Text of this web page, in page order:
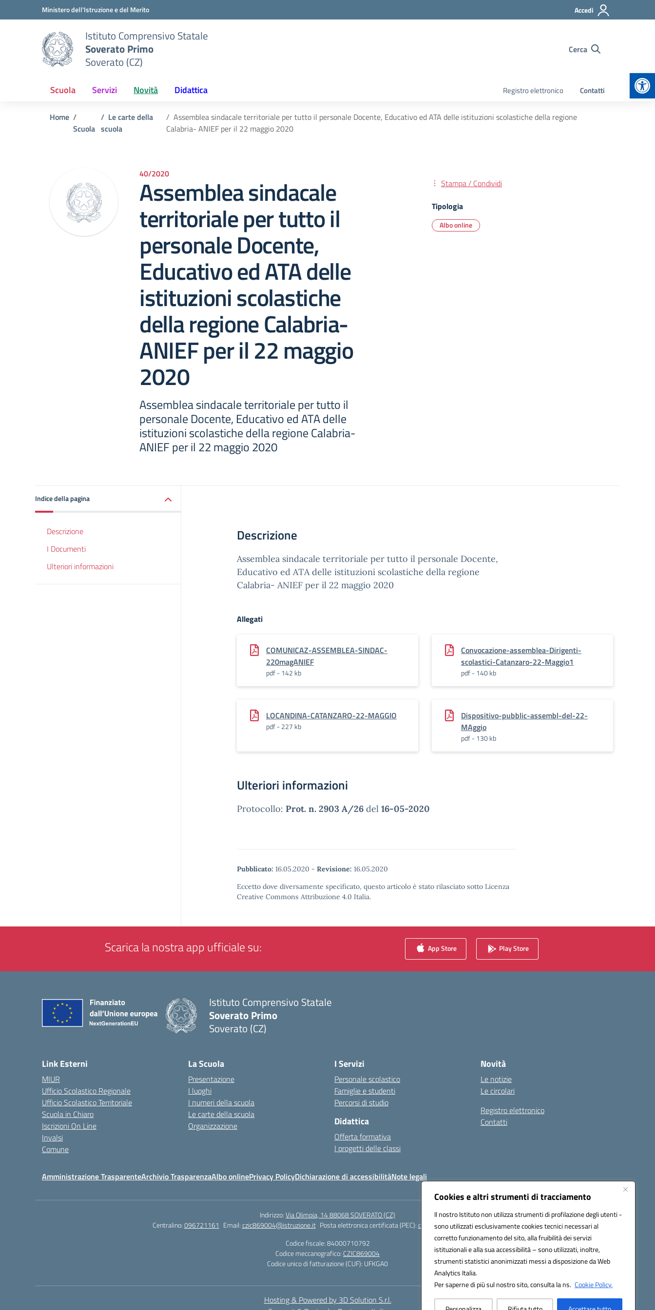
Cookies e altri strumenti di tracciamento
Il nostro Istituto non utilizza strumenti di profilazione degli utenti -
sono utilizzati esclusivamente cookies tecnici necessari al
corretto funzionamento del sito, alla fruibilità dei servizi
istituzionali e alla sua accessibilità – sono utilizzati, inoltre,
strumenti statistici anonimizzati messi a disposizione da Web
Analytics Italia.
Per saperne di più sul nostro sito, consulta la ns. Cookie Policy.
Vai ai contenuti
Vai al menu di navigazioneMinistero dell'Istruzione e del Merito Accedi
Istituto Comprensivo Statale
Soverato Primo
Soverato (CZ)
Cerca
Scuola Servizi Novità Didattica Registro elettronico Contatti
Home
Scuola
Le carte della
scuola
Assemblea sindacale territoriale per tutto il personale Docente, Educativo ed ATA delle istituzioni scolastiche della regione
Calabria- ANIEF per il 22 maggio 2020
40/2020
Assemblea sindacale
territoriale per tutto il
personale Docente,
Educativo ed ATA delle
istituzioni scolastiche
della regione Calabria-
ANIEF per il 22 maggio
2020
Assemblea sindacale territoriale per tutto il
personale Docente, Educativo ed ATA delle
istituzioni scolastiche della regione Calabria-
ANIEF per il 22 maggio 2020
Stampa / Condividi
Tipologia
Albo online
Indice della pagina
Descrizione
I Documenti
Ulteriori informazioni
Descrizione
Assemblea sindacale territoriale per tutto il personale Docente,
Educativo ed ATA delle istituzioni scolastiche della regione
Calabria- ANIEF per il 22 maggio 2020
Allegati
COMUNICAZ-ASSEMBLEA-SINDAC-
220magANIEF
pdf - 142 kb
Convocazione-assemblea-Dirigenti-
scolastici-Catanzaro-22-Maggio1
pdf - 140 kb
LOCANDINA-CATANZARO-22-MAGGIO
pdf - 227 kb
Dispositivo-pubblic-assembl-del-22-
MAggio
pdf - 130 kb
Ulteriori informazioni
Protocollo: Prot. n. 2903 A/26 del 16-05-2020
Pubblicato: 16.05.2020 - Revisione: 16.05.2020
Eccetto dove diversamente specificato, questo articolo è stato rilasciato sotto Licenza
Creative Commons Attribuzione 4.0 Italia.
Scarica la nostra app ufficiale su: App Store Play Store
Istituto Comprensivo Statale
Soverato Primo
Soverato (CZ)
Link Esterni
MIUR
Ufficio Scolastico Regionale
Ufficio Scolastico Territoriale
Scuola in Chiaro
Iscrizioni On Line
Invalsi
Comune
La Scuola
Presentazione
I luoghi
I numeri della scuola
Le carte della scuola
Organizzazione
I Servizi
Personale scolastico
Famiglie e studenti
Percorsi di studio
Didattica
Offerta formativa
I progetti delle classi
Novità
Le notizie
Le circolari
Registro elettronico
Contatti
Amministrazione TrasparenteArchivio TrasparenzaAlbo onlinePrivacy PolicyDichiarazione di accessibilitàNote legali
Indirizzo:Via Olimpia, 14 88068 SOVERATO (CZ)
Centralino:096721161 Email:czic869004@istruzione.it Posta elettronica certificata (PEC):czic869004@pec.istruzione.it
Codice fiscale: 84000710792
Codice meccanografico: CZIC869004
Codice unico di fatturazione (CUF): UFKGA0
Hosting & Powered by 3D Solution S.r.l.